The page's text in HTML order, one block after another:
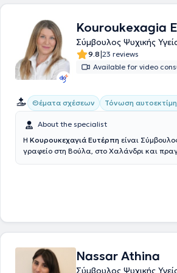
programs. He is certified for administering
C.A.T. In his practice, he manages a wide
focusing on providing the best possible
each person.
Kouroukexagia
Σύμβουλος Ψυχικής
9.8|23 reviews
Available for video
Θέματα σχέσεων Τόνωση
About the specialist
Η Κουρουκεχαγιά Ευτέρπη είναι
γραφείο στη Βούλα, στο Χαλάνδρι και πραγματοποιεί συνεδρίες διαδικτυακά. Η
στρατηγικών Coaching και Mentoring.
Συμβουλευτική Σταδιοδρομίας και
Nassar Athina
Σύμβουλος Ψυχικής